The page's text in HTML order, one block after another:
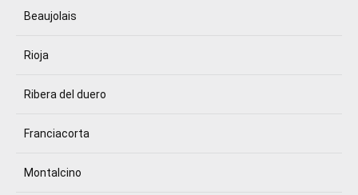
Beaujolais
Rioja
Ribera del duero
Franciacorta
Montalcino